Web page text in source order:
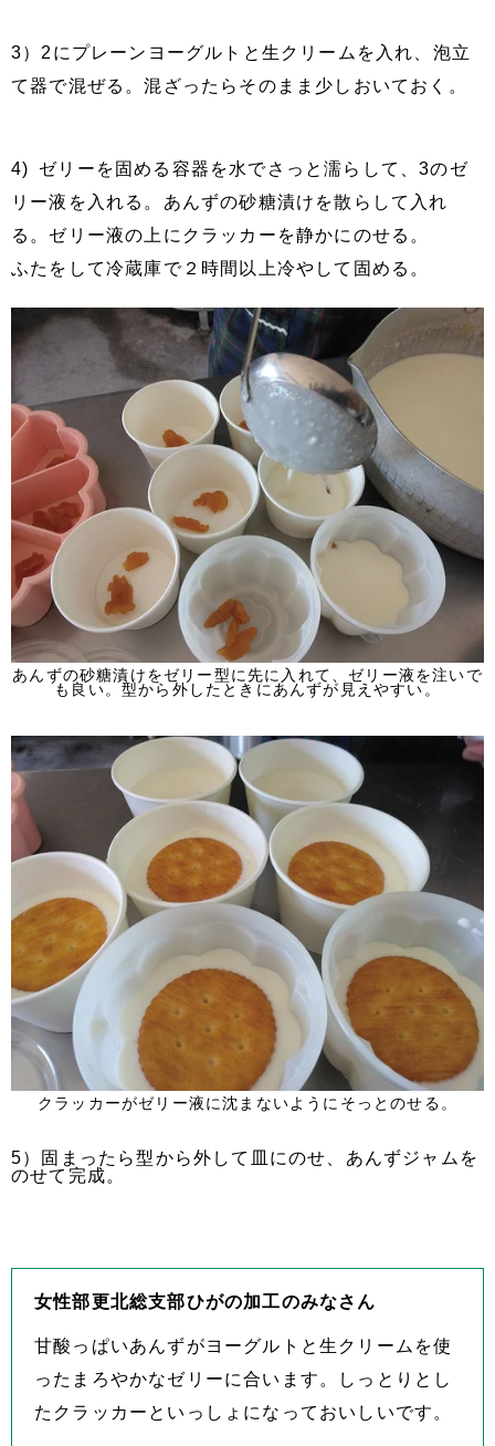
3）2にプレーンヨーグルトと生クリームを入れ、泡立
て器で混ぜる。混ざったらそのまま少しおいておく。
4) ゼリーを固める容器を水でさっと濡らして、3のゼ
リー液を入れる。あんずの砂糖漬けを散らして入れ
る。ゼリー液の上にクラッカーを静かにのせる。
ふたをして冷蔵庫で２時間以上冷やして固める。
あんずの砂糖漬けをゼリー型に先に入れて、ゼリー液を注いで
も良い。型から外したときにあんずが見えやすい。
クラッカーがゼリー液に沈まないようにそっとのせる。
5）固まったら型から外して皿にのせ、あんずジャムを
のせて完成。
女性部更北総支部ひがの加工のみなさん
甘酸っぱいあんずがヨーグルトと生クリームを使
ったまろやかなゼリーに合います。しっとりとし
たクラッカーといっしょになっておいしいです。